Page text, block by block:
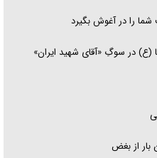
را در آغوش بگیرد
(ع) در سوگِ «آقای شهید ایران»
از بغض